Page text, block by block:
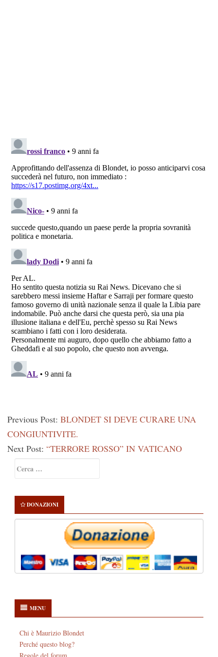
Previous Post: BLONDET SI DEVE CURARE UNA
CONGIUNTIVITE.
Next Post: “TERRORE ROSSO” IN VATICANO
Sidebar
per:
DONAZIONI
MENU
Chi è Maurizio Blondet
Perché questo blog?